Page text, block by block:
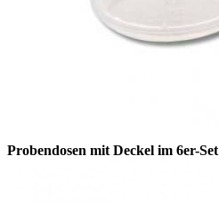
Probendosen mit Deckel im 6er-Set